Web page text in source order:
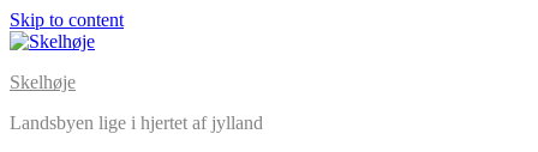
Skip to content
Skelhøje
Landsbyen lige i hjertet af jylland